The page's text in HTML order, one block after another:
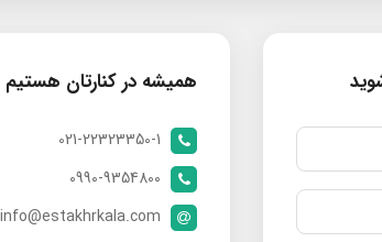
همیشه در کنارتان هستیم
021-22323350-1
0990-9354800
info@estakhrkala.com